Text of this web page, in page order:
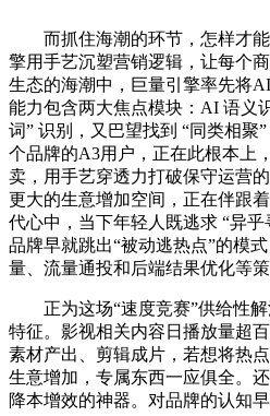
而抓住海潮的环节，怎样才能
擎用手艺沉塑营销逻辑，让每个
生态的海潮中，巨量引擎率先将
能力包含两大焦点模块：AI 语义
词” 识别，又巴望找到 “同类相聚
个品牌的A3用户，正在此根本上
卖，用手艺穿透力打破保守运营
更大的生意增加空间，正在伴跟
代心中，当下年轻人既逃求 “异
品牌早就跳出“被动逃热点”的模
量、流量通投和后端结果优化等策
正为这场“速度竞赛”供给性解
特征。影视相关内容日播放量超
素材产出、剪辑成片，若想将热
生意增加，专属东西一应俱全。
降本增效的神器。对品牌的认知